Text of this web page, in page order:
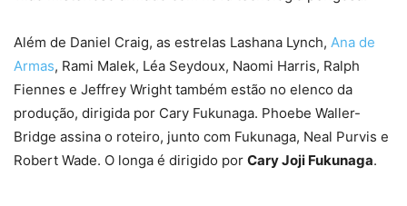
Além de Daniel Craig, as estrelas Lashana Lynch, Ana de
Armas, Rami Malek, Léa Seydoux, Naomi Harris, Ralph
Fiennes e Jeffrey Wright também estão no elenco da
produção, dirigida por Cary Fukunaga. Phoebe Waller-
Bridge assina o roteiro, junto com Fukunaga, Neal Purvis e
Robert Wade. O longa é dirigido por Cary Joji Fukunaga.